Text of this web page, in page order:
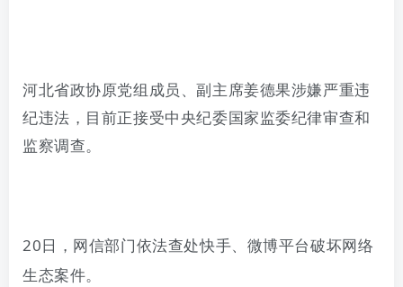
河北省政协原党组成员、副主席姜德果涉嫌严重违
纪违法，目前正接受中央纪委国家监委纪律审查和
监察调查。
20日 ，网信部门依法查处快手、微博平台破坏网络
生态案件。